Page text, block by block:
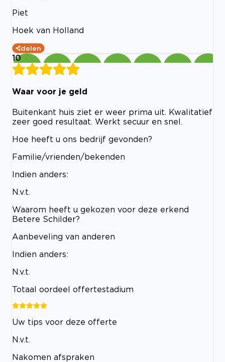
Piet
Hoek van Holland
delen
10
Waar voor je geld
Buitenkant huis ziet er weer prima uit. Kwalitatief
zeer goed resultaat. Werkt secuur en snel.
Hoe heeft u ons bedrijf gevonden?
Familie/vrienden/bekenden
Indien anders:
N.v.t.
Waarom heeft u gekozen voor deze erkend
Betere Schilder?
Aanbeveling van anderen
Indien anders:
N.v.t.
Totaal oordeel offertestadium
Uw tips voor deze offerte
N.v.t.
Nakomen afspraken